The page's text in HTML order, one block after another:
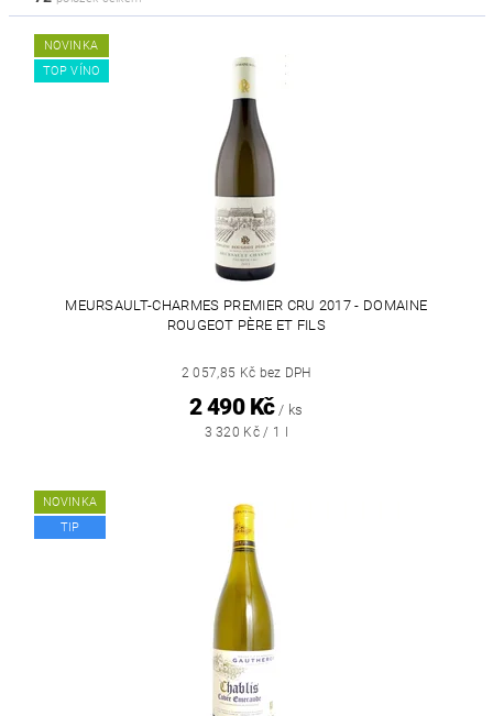
NOVINKA
TOP VÍNO
MEURSAULT-CHARMES PREMIER CRU 2017 - DOMAINE
ROUGEOT PÈRE ET FILS
2 057,85 Kč bez DPH
2 490 Kč / ks
3 320 Kč / 1 l
NOVINKA
TIP